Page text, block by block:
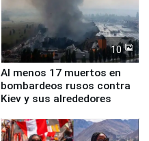
10
Al menos 17 muertos en
bombardeos rusos contra
Kiev y sus alrededores